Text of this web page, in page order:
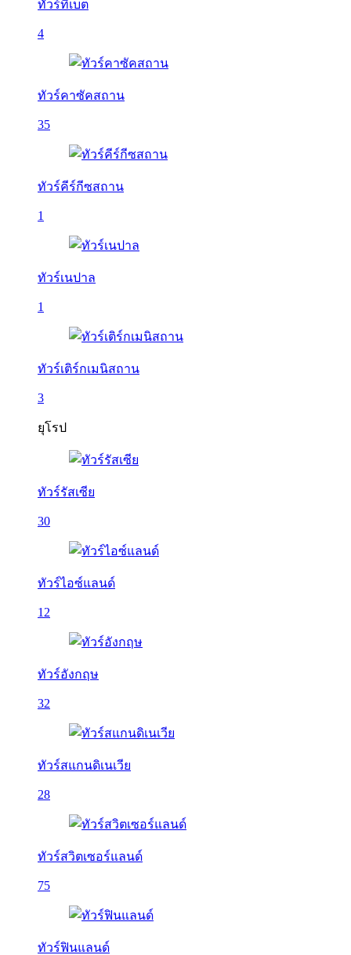
ทัวร์ทิเบต
4
ทัวร์คาซัคสถาน
35
ทัวร์คีร์กีซสถาน
1
ทัวร์เนปาล
1
ทัวร์เติร์กเมนิสถาน
3
ยุโรป
ทัวร์รัสเซีย
30
ทัวร์ไอซ์แลนด์
12
ทัวร์อังกฤษ
32
ทัวร์สแกนดิเนเวีย
28
ทัวร์สวิตเซอร์แลนด์
75
ทัวร์ฟินแลนด์